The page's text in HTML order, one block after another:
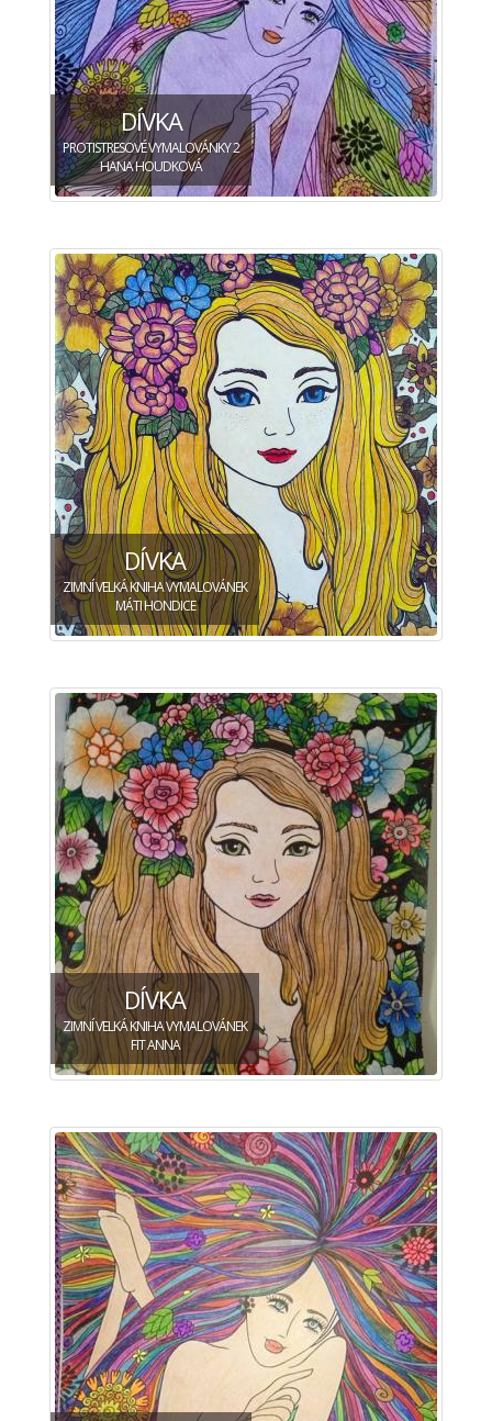
DÍVKA
PROTISTRESOVÉ VYMALOVÁNKY 2
HANA HOUDKOVÁ
DÍVKA
ZIMNÍ VELKÁ KNIHA VYMALOVÁNEK
MÁTI HONDICE
DÍVKA
ZIMNÍ VELKÁ KNIHA VYMALOVÁNEK
FIT ANNA